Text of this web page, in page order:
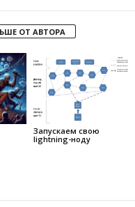
ОТ АВТОРА
Запускаем свою
lightning-ноду